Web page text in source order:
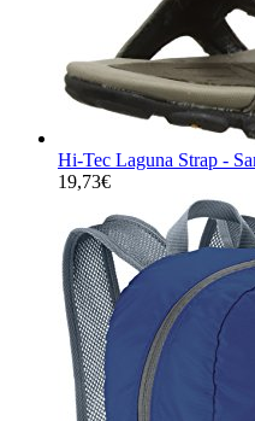
Hi-Tec Laguna Strap -
19,73€